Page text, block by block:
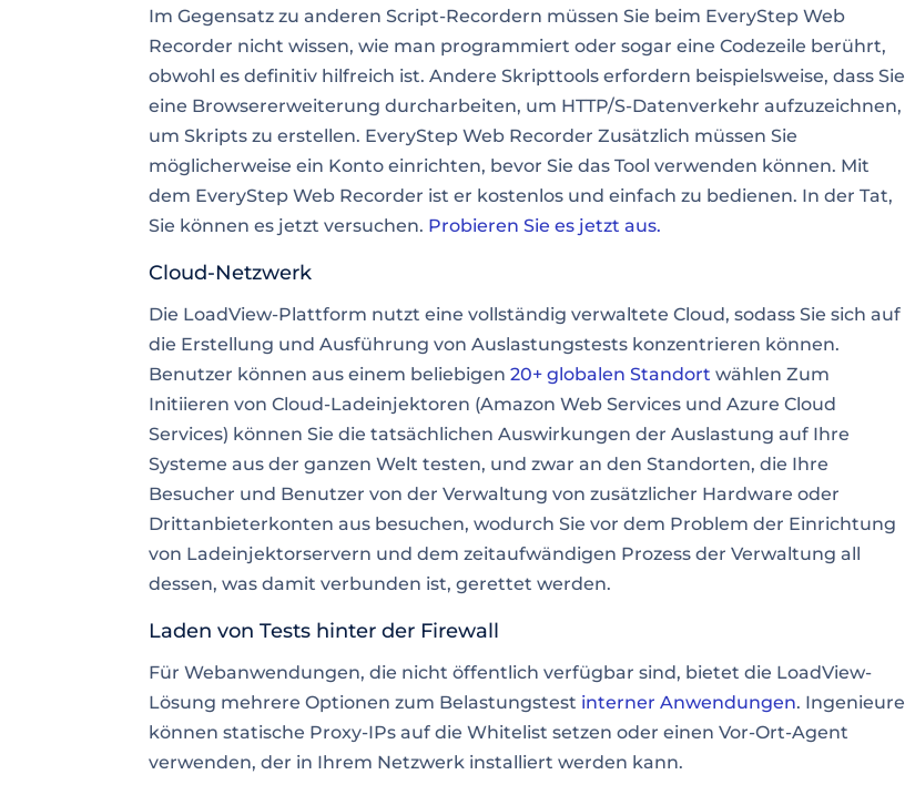
Im Gegensatz zu anderenScript-Recordern müssen Sie beim EveryStep Web
Recorder nicht wissen, wie man programmiert oder sogar eine Codezeile berührt,
obwohl es definitiv hilfreich ist. Andere Skripttools erfordern beispielsweise, dass Sie
eine Browsererweiterung durcharbeiten, um HTTP/S-Datenverkehr aufzuzeichnen,
um Skripts zu erstellen. EveryStep Web Recorder Zusätzlich müssen Sie
möglicherweise ein Konto einrichten, bevor Sie das Tool verwenden können. Mit
dem EveryStep Web Recorder ist er kostenlos und einfach zu bedienen. In der Tat,
Sie können es jetzt versuchen. Probieren Sie es jetzt aus.
Cloud-Netzwerk
Die LoadView-Plattform nutzt eine vollständig verwaltete Cloud, sodass Sie sich auf
die Erstellung und Ausführung von Auslastungstests konzentrieren können.
Benutzer können aus einem beliebigen20+ globalen Standort wählen Zum
Initiieren von Cloud-Ladeinjektoren (Amazon Web Services und Azure Cloud
Services) können Sie die tatsächlichen Auswirkungen der Auslastung auf Ihre
Systeme aus der ganzen Welt testen, und zwar an den Standorten, die Ihre
Besucher und Benutzer von der Verwaltung von zusätzlicher Hardware oder
Drittanbieterkonten aus besuchen, wodurch Sie vor dem Problem der Einrichtung
von Ladeinjektorservern und dem zeitaufwändigen Prozess der Verwaltung all
dessen, was damit verbunden ist, gerettet werden.
Laden von Tests hinter der Firewall
FürWebanwendungen, die nicht öffentlich verfügbar sind, bietet die LoadView-
Lösung mehrere Optionen zum Belastungstest interner Anwendungen. Ingenieure
können statische Proxy-IPs auf die Whitelist setzen oder einen Vor-Ort-Agent
verwenden, der in Ihrem Netzwerk installiert werden kann.